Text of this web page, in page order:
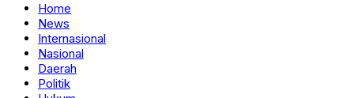
Home
News
Internasional
Nasional
Daerah
Politik